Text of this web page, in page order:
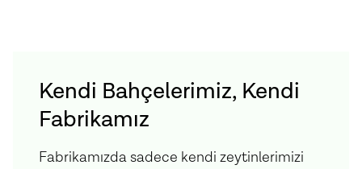
Kendi Bahçelerimiz, Kendi
Fabrikamız
Fabrikamızda sadece kendi zeytinlerimizi